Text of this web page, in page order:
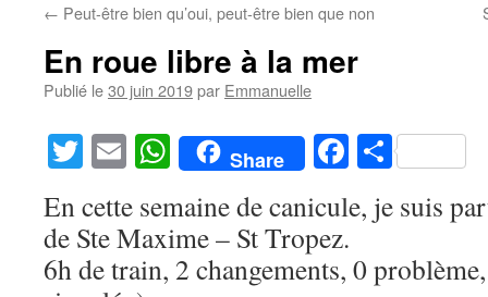
contenu
← Peut-être bien qu’oui, peut-être bien que non
En roue libre à la mer
Publié le30 juin 2019par Emmanuelle
Twitter
EmailWhatsApp
Share Facebook
En cette semaine de canicule, je suis
de Ste Maxime – St Tropez.
6h de train, 2 changements, 0